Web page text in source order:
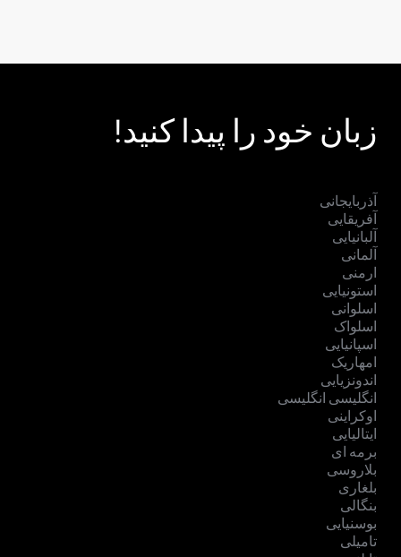
زبان خود را پیدا کنید!
آذربایجانی
آفریقایی
آلبانیایی
آلمانی
ارمنی
استونیایی
اسلوانی
اسلواک
اسپانیایی
امهاریک
اندونزیایی
انگلیسی انگلیسی
اوکراینی
ایتالیایی
برمه ای
بلاروسی
بلغاری
بنگالی
بوسنیایی
تامیلی